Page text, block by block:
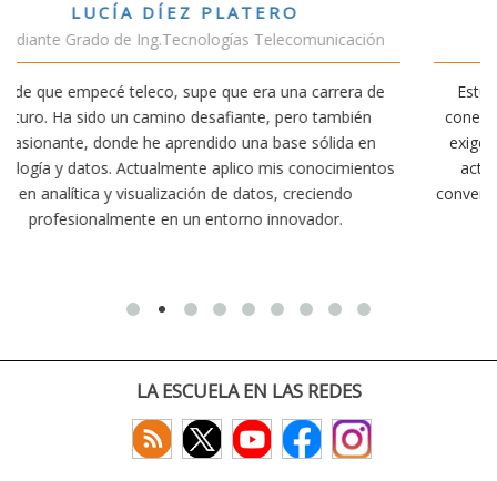
de
VÍCTOR SÁNCHEZ VALENCIA
Estudiante Doble Grado Teleco-ADE
Estudiar teleco me ha permitido comprender cómo la
conectividad afecta nuestra vida diaria. Aunque la
exige esfuerzo, he dedicado parte de mi tiempo a otras
actividades como el salvamento y socorrismo. Estoy
convencido de que elegir teleco ha sido una de las
decisiones que he tomado.
LA ESCUELA EN LAS REDES